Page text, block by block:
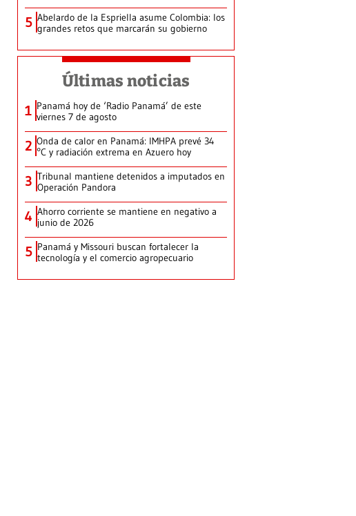
5 Abelardo de la Espriella asume Colombia: los
grandes retos que marcarán su gobierno
Últimas noticias
1 Panamá hoy de ‘Radio Panamá’ de este
viernes 7 de agosto
2 Onda de calor en Panamá: IMHPA prevé 34
°C y radiación extrema en Azuero hoy
3 Tribunal mantiene detenidos a imputados en
Operación Pandora
4 Ahorro corriente se mantiene en negativo a
junio de 2026
5 Panamá y Missouri buscan fortalecer la
tecnología y el comercio agropecuario